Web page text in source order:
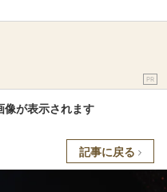
PR
像が表示されます
記事に戻る